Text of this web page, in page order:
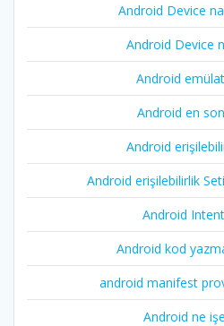
Android Device
Android Device
Android
Android en
Android
Android erişilebilirlik
Android
Android kod
android manifest
Android ne